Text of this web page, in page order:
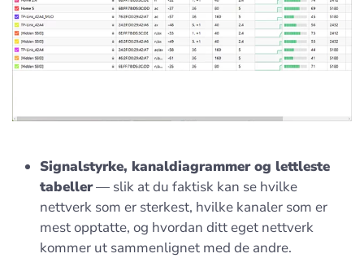
Signalstyrke, kanaldiagrammer og lettleste
tabeller— slik at du faktisk kan se hvilke
nettverk som er sterkest, hvilke kanaler som er
mest opptatte, og hvordan ditt eget nettverk
kommer ut sammenlignet med de andre.